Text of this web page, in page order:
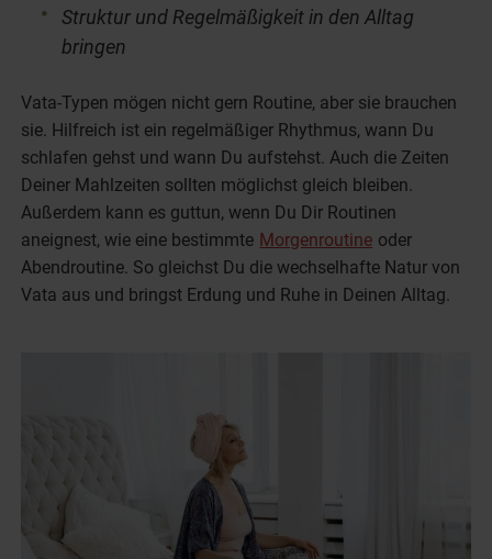
Struktur und Regelmäßigkeit in den Alltag
bringen
Vata-Typen mögen nicht gern Routine, aber sie brauchen
sie. Hilfreich ist ein regelmäßiger Rhythmus, wann Du
schlafen gehst und wann Du aufstehst. Auch die Zeiten
Deiner Mahlzeiten sollten möglichst gleich bleiben.
Außerdem kann es guttun, wenn Du Dir Routinen
aneignest, wie eine bestimmte Morgenroutine oder
Abendroutine. So gleichst Du die wechselhafte Natur von
Vata aus und bringst Erdung und Ruhe in Deinen Alltag.